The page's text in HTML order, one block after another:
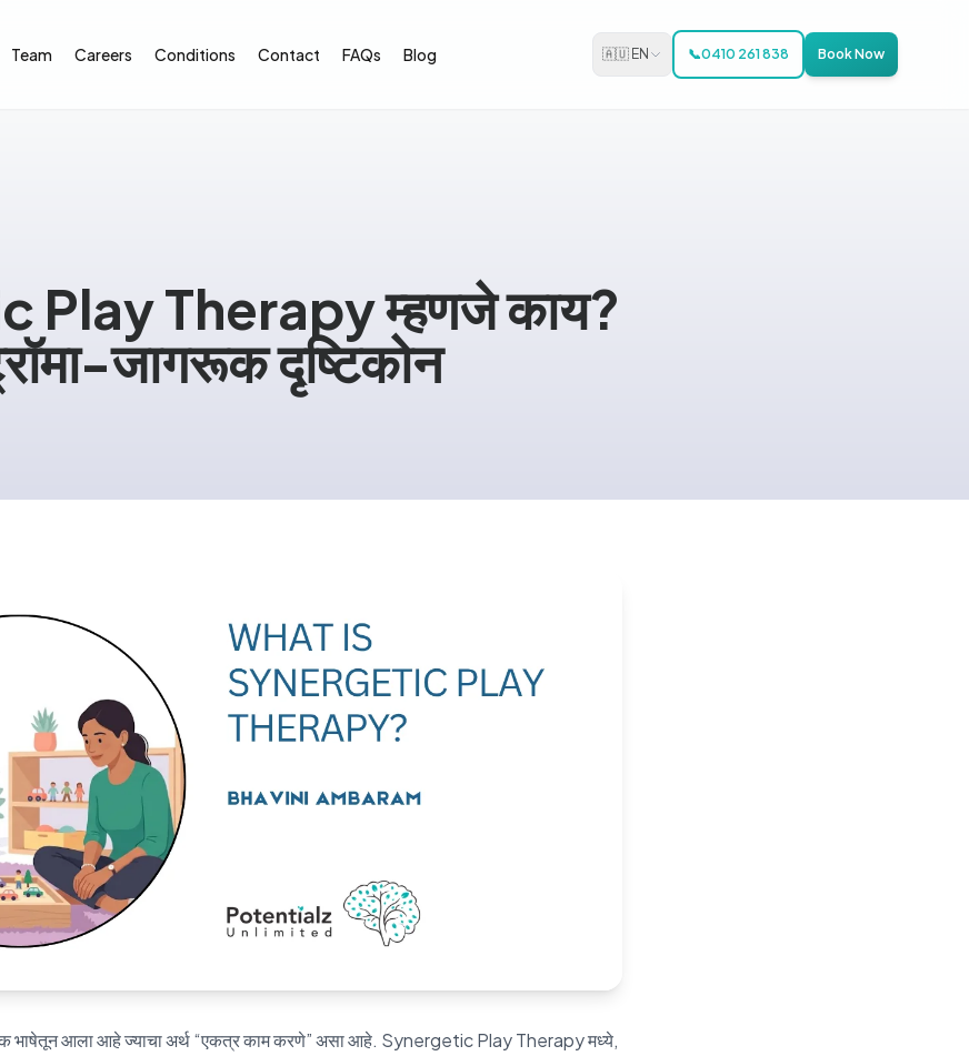
Team Careers Conditions Contact FAQs Blog 🇦🇺 EN 📞0410 261 838 Book Now
Play Therapy म्हणजे काय?
जागरूक दृष्टिकोन
भाषेतून आला आहे ज्याचा अर्थ “एकत्र काम करणे” असा आहे. Synergetic Play Therapy मध्ये,